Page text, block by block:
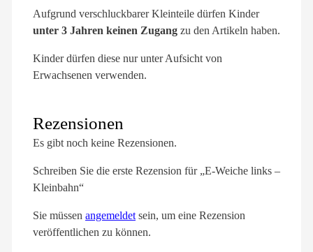
Aufgrund verschluckbarer Kleinteile dürfen Kinder
unter 3 Jahren keinen Zugang zu den Artikeln haben.
Kinder dürfen diese nur unter Aufsicht von
Erwachsenen verwenden.
Rezensionen
Es gibt noch keine Rezensionen.
Schreiben Sie die erste Rezension für „E-Weiche links –
Kleinbahn“
Sie müssen angemeldet sein, um eine Rezension
veröffentlichen zu können.